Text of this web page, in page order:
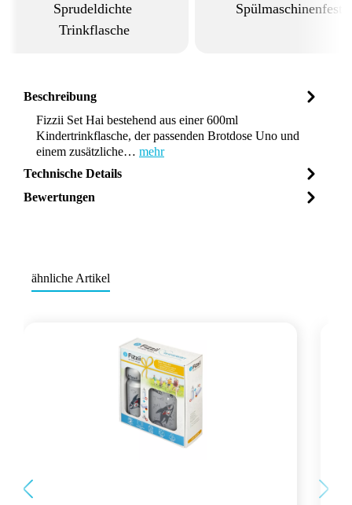
Sprudeldichte
Trinkflasche
Spülmaschinenfest
Beschreibung
Fizzii Set Hai bestehend aus einer 600ml
Kindertrinkflasche, der passenden Brotdose Uno und
einem zusätzliche… mehr
Technische Details
Bewertungen
ähnliche Artikel